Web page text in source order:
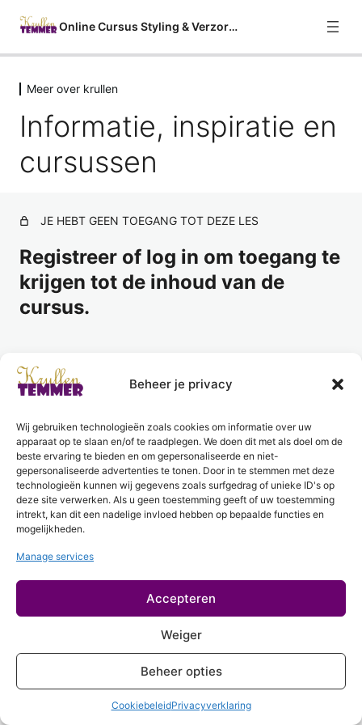
Beheer je privacy
Wij gebruiken technologieën zoals cookies om informatie over uw
apparaat op te slaan en/of te raadplegen. We doen dit met als doel om de
beste ervaring te bieden en om gepersonaliseerde en niet-
gepersonaliseerde advertenties te tonen. Door in te stemmen met deze
technologieën kunnen wij gegevens zoals surfgedrag of unieke ID's op
deze site verwerken. Als u geen toestemming geeft of uw toestemming
intrekt, kan dit een nadelige invloed hebben op bepaalde functies en
mogelijkheden.
Manage services
Accepteren
Weiger
Beheer opties
CookiebeleidPrivacyverklaring
Online Cursus Styling & Verzorging
Welkom
2 lessen
Curly Girl Methode
9 lessen
Haareigenschappen
Stappenplan rondom krullen knippen
Meer over krullen
Informatie, inspiratie en cursussen
Hydratatiebehandeling
Meer over krullen
Informatie, inspiratie en
cursussen
JE HEBT GEEN TOEGANG TOT DEZE LES
Registreer of log in om toegang te
krijgen tot de inhoud van de
cursus.